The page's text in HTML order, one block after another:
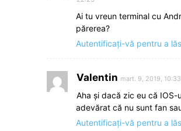
Ai tu vreun terminal cu
părerea?
Autentificați-vă pentru a
Valentin mart. 9, 2019,
Aha şi dacă zic eu că
adevărat că nu sunt fan
Autentificați-vă pentru a